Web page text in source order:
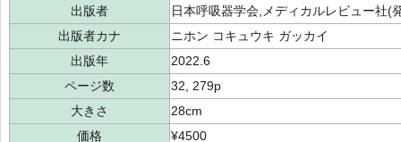
出版者
日本呼吸器学会,メディカルレビュー社(
出版者カナ
ニホン コキュウキ ガッカイ
出版年
2022.6
ページ数
32, 279p
大きさ
28cm
価格
¥4500